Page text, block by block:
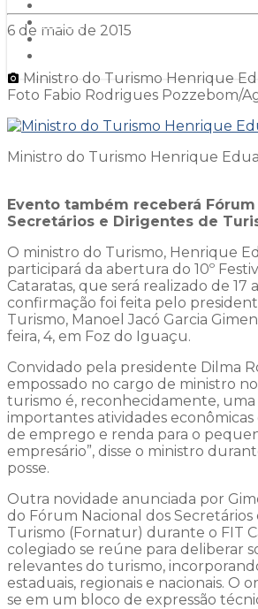
Releases
6 de maio de 2015
Ministro do Turismo Henrique
Foto Fabio Rodrigues Pozzebom/
Ministro do Turismo Henrique
Evento também receberá
Secretários e Dirigentes de
O ministro do Turismo, Henrique
participará da abertura do 10º
Cataratas, que será realizado de 17
confirmação foi feita pelo
Turismo, Manoel Jacó Garcia
feira, 4, em Foz do Iguaçu.
Convidado pela presidente Dilma
empossado no cargo de ministro no
turismo é, reconhecidamente, uma
importantes atividades econômicas
de emprego e renda para o
empresário”, disse o ministro
posse.
Outra novidade anunciada por
do Fórum Nacional dos
Turismo (Fornatur) durante o FIT
colegiado se reúne para deliberar
relevantes do turismo,
estaduais, regionais e nacionais. O
se em um bloco de expressão